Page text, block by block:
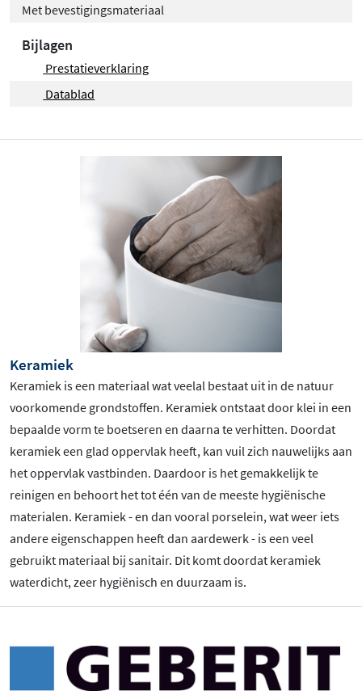
Met bevestigingsmateriaal
Bijlagen
Prestatieverklaring
Datablad
Keramiek
Keramiek is een materiaal wat veelal bestaat uit in de natuur
voorkomende grondstoffen. Keramiek ontstaat door klei in een
bepaalde vorm te boetseren en daarna te verhitten. Doordat
keramiek een glad oppervlak heeft, kan vuil zich nauwelijks aan
het oppervlak vastbinden. Daardoor is het gemakkelijk te
reinigen en behoort het tot één van de meeste hygiënische
materialen. Keramiek - en dan vooral porselein, wat weer iets
andere eigenschappen heeft dan aardewerk - is een veel
gebruikt materiaal bij sanitair. Dit komt doordat keramiek
waterdicht, zeer hygiënisch en duurzaam is.